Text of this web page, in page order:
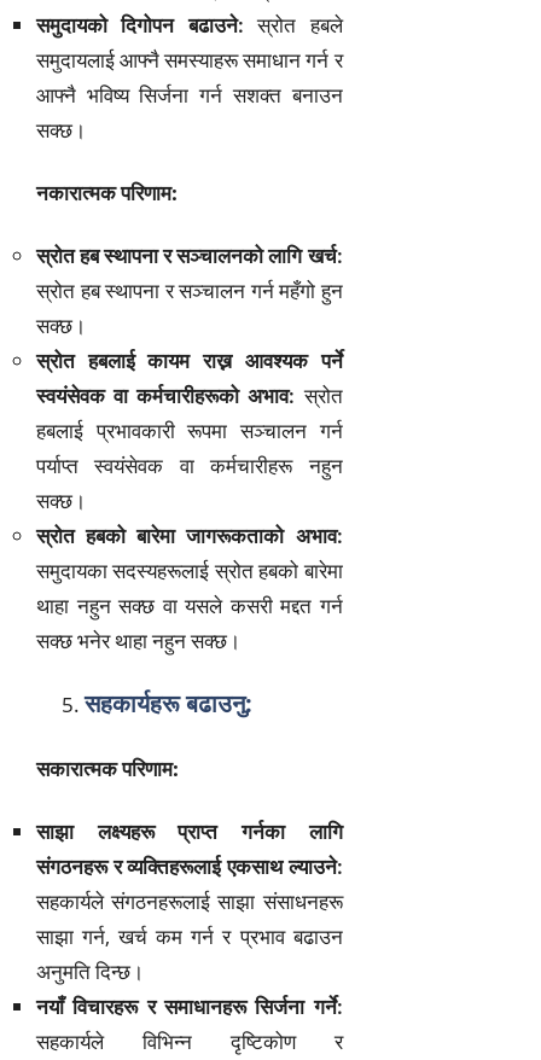
समुदायको दिगोपन बढाउने: स्रोत हबले
समुदायलाई आफ्नै समस्याहरू समाधान गर्न र
आफ्नै भविष्य सिर्जना गर्न सशक्त बनाउन
सक्छ।
नकारात्मक परिणाम:
स्रोत हब स्थापना र सञ्चालनको लागि खर्च:
स्रोत हब स्थापना र सञ्चालन गर्न महँगो हुन
सक्छ।
स्रोत हबलाई कायम राख्न आवश्यक पर्ने
स्वयंसेवक वा कर्मचारीहरूको अभाव: स्रोत
हबलाई प्रभावकारी रूपमा सञ्चालन गर्न
पर्याप्त स्वयंसेवक वा कर्मचारीहरू नहुन
सक्छ।
स्रोत हबको बारेमा जागरूकताको अभाव:
समुदायका सदस्यहरूलाई स्रोत हबको बारेमा
थाहा नहुन सक्छ वा यसले कसरी मद्दत गर्न
सक्छ भनेर थाहा नहुन सक्छ।
सहकार्यहरू बढाउनु:
सकारात्मक परिणाम:
साझा लक्ष्यहरू प्राप्त गर्नका लागि
संगठनहरू र व्यक्तिहरूलाई एकसाथ ल्याउने:
सहकार्यले संगठनहरूलाई साझा संसाधनहरू
साझा गर्न, खर्च कम गर्न र प्रभाव बढाउन
अनुमति दिन्छ।
नयाँ विचारहरू र समाधानहरू सिर्जना गर्ने:
सहकार्यले विभिन्न दृष्टिकोण र